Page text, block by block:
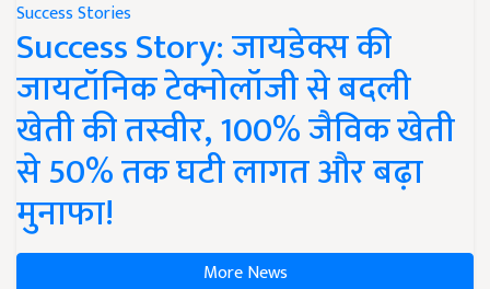
Success Stories
Success Story: जायडेक्स की
जायटॉनिक टेक्नोलॉजी से बदली
खेती की तस्वीर, 100% जैविक खेती
से 50% तक घटी लागत और बढ़ा
मुनाफा!
More News